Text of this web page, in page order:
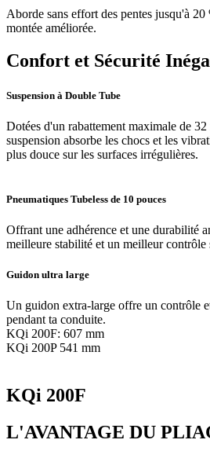
Aborde sans effort des pentes jusqu'à 20
montée améliorée.
Confort et Sécurité
Suspension à Double Tube
Dotées d'un rabattement maximale de 32
suspension absorbe les chocs et les
plus douce sur les surfaces irrégulières.
Pneumatiques Tubeless de 10 pouces
Offrant une adhérence et une durabilité
meilleure stabilité et un meilleur contrôle
Guidon ultra large
Un guidon extra-large offre un contrôle
pendant ta conduite.
KQi 200F: 607 mm
KQi 200P 541 mm
KQi 200F
L'AVANTAGE DU